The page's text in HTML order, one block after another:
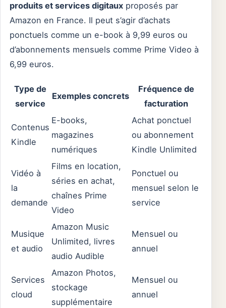
produits et services digitaux proposés par
Amazon en France. Il peut s’agir d’achats
ponctuels comme un e-book à 9,99 euros ou
d’abonnements mensuels comme Prime Video à
6,99 euros.
Type de
service
Exemples concrets
Fréquence de
facturation
Contenus
Kindle
E-books,
magazines
numériques
Achat ponctuel
ou abonnement
Kindle Unlimited
Vidéo à
la
demande
Films en location,
séries en achat,
chaînes Prime
Video
Ponctuel ou
mensuel selon le
service
Musique
et audio
Amazon Music
Unlimited, livres
audio Audible
Mensuel ou
annuel
Services
cloud
Amazon Photos,
stockage
supplémentaire
Mensuel ou
annuel